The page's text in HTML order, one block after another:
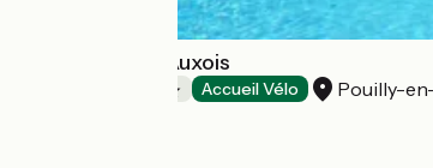
Camping Vert Auxois
Accueil Vélo Pouilly-